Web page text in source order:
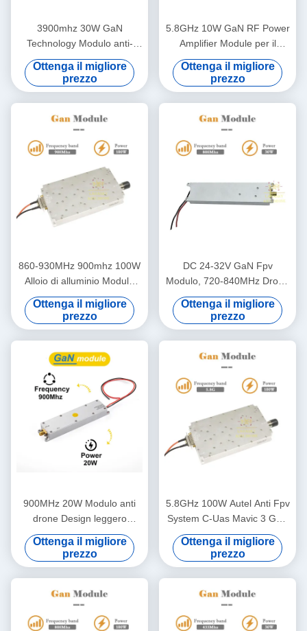
3900mhz 30W GaN
Technology Modulo anti-
drone 900MHZ Modulo RF
anti-Fpv 24-32V
Ottenga il migliore
prezzo
5.8GHz 10W GaN RF Power
Amplifier Module per il
rilevamento di droni
Ottenga il migliore
prezzo
860-930MHz 900mhz 100W
Alloio di alluminio Modulo
anti drone Modulo
amplificatore di potenza RF
anti UAV
Ottenga il migliore
prezzo
DC 24-32V GaN Fpv
Modulo, 720-840MHz Drone
Defense Module
Ottenga il migliore
prezzo
900MHz 20W Modulo anti
drone Design leggero
Amplificazione RF per la
difesa dei droni
Ottenga il migliore
prezzo
5.8GHz 100W Autel Anti Fpv
System C-Uas Mavic 3 GaN
RF Power Amplifier Modulo
di posizione anti drone anti
dji anti autel anti UAV
Ottenga il migliore
prezzo